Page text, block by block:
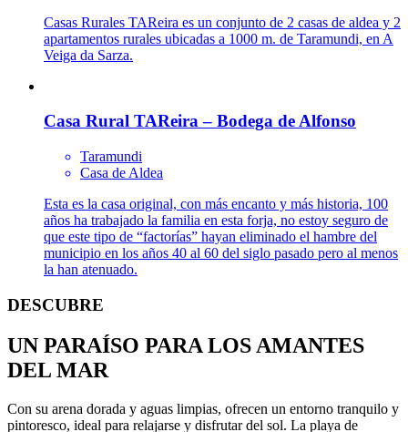
Casas Rurales TAReira es un conjunto de 2 casas de aldea y 2
apartamentos rurales ubicadas a 1000 m. de Taramundi, en A
Veiga da Sarza.
Casa Rural TAReira – Bodega de Alfonso
Taramundi
Casa de Aldea
Esta es la casa original, con más encanto y más historia, 100
años ha trabajado la familia en esta forja, no estoy seguro de
que este tipo de “factorías” hayan eliminado el hambre del
municipio en los años 40 al 60 del siglo pasado pero al menos
la han atenuado.
DESCUBRE
UN PARAÍSO PARA LOS AMANTES
DEL MAR
Con su arena dorada y aguas limpias, ofrecen un entorno tranquilo y
pintoresco, ideal para relajarse y disfrutar del sol. La playa de